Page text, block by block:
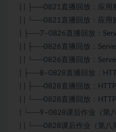
| | ├──0821直播回放：应用
| | └──0821直播回放：应用
| ├──7–0826直播回放：
| | ├──0826直播回放：
| | └──0826直播回放：
| ├──8–0828直播回放：
| | ├──0828直播回放：
| | └──0828直播回放：
| └──9–0828课后作业（第八
| | └──0828课后作业（第八